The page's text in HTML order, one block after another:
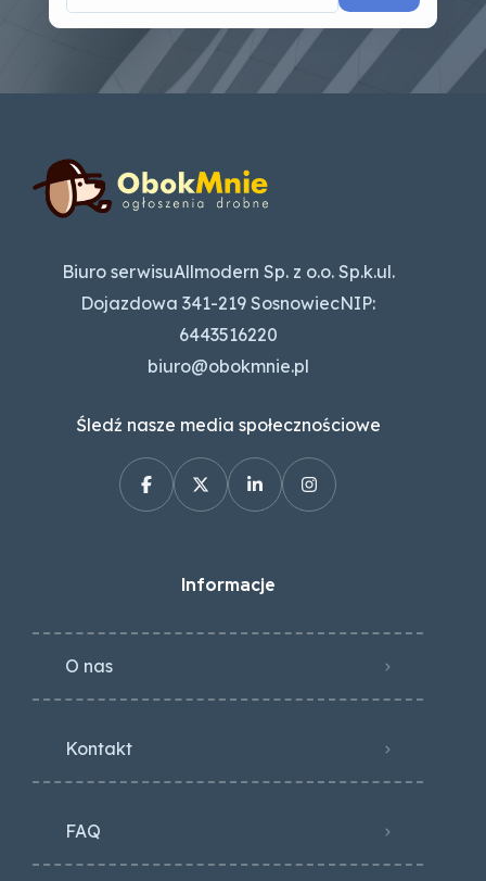
Biuro serwisuAllmodern Sp. z o.o. Sp.k.ul.
Dojazdowa 341-219 SosnowiecNIP:
6443516220
biuro@obokmnie.pl
Śledź nasze media społecznościowe
Informacje
O nas
Kontakt
FAQ